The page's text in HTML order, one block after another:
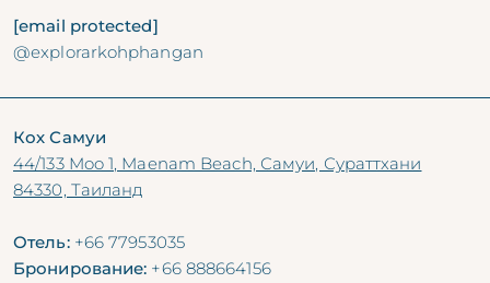
[email protected]
@explorarkohphangan
Кох Самуи
44/133 Moo 1, Maenam Beach, Самуи, Сураттхани
84330, Таиланд
Отель: +66 77953035
Бронирование: +66 888664156